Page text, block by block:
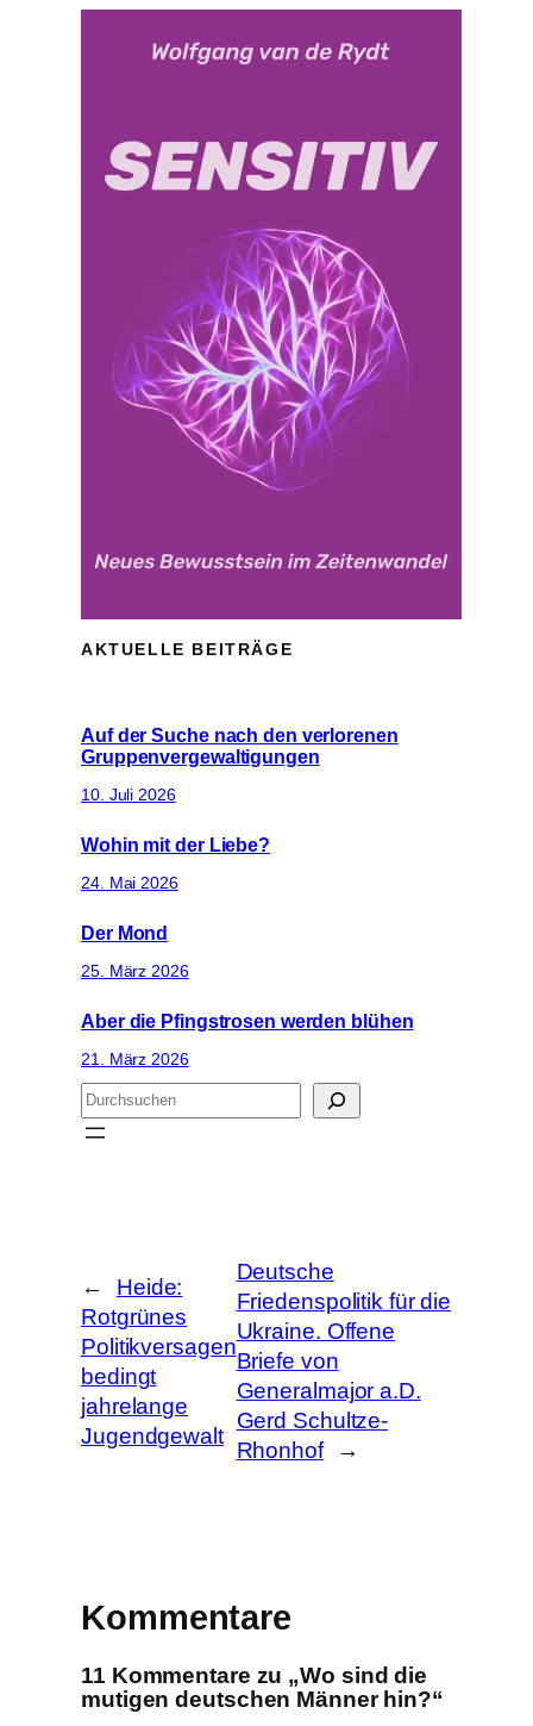
AKTUELLE BEITRÄGE
Auf der Suche nach den verlorenen
Gruppenvergewaltigungen
10. Juli 2026
Wohin mit der Liebe?
24. Mai 2026
Der Mond
25. März 2026
Aber die Pfingstrosen werden blühen
21. März 2026
S
u
←
Heide:
Rotgrünes
Politikversagen
bedingt
jahrelange
Jugendgewalt
Deutsche
Friedenspolitik für die
Ukraine. Offene
Briefe von
Generalmajor a.D.
Gerd Schultze-
Rhonhof
→
Kommentare
11 Kommentare zu „Wo sind die
mutigen deutschen Männer hin?“